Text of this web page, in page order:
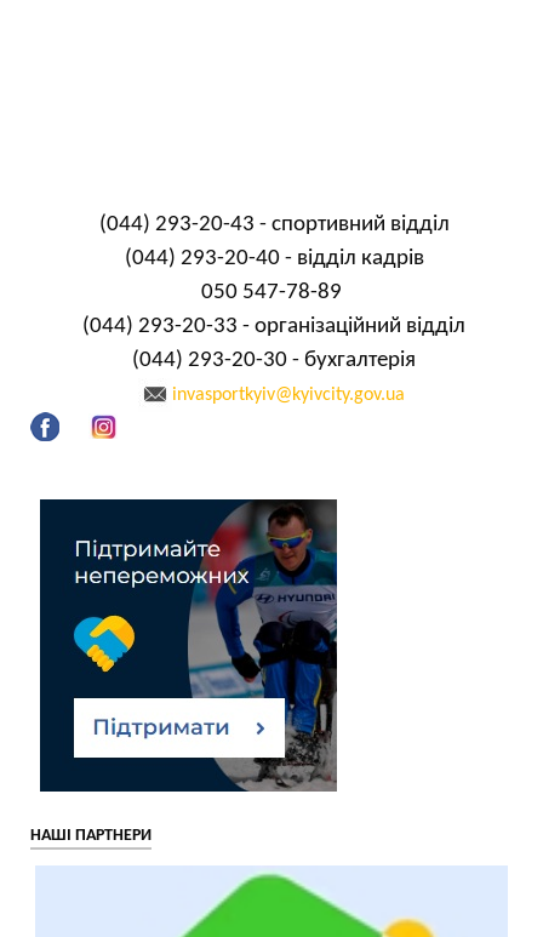
(044) 293-20-43 - спортивний відділ
(044) 293-20-40 - відділ кадрів
050 547-78-89
(044) 293-20-33 - організаційний відділ
(044) 293-20-30 - бухгалтерія
invasportkyiv@kyivcity.gov.ua
НАШІ ПАРТНЕРИ